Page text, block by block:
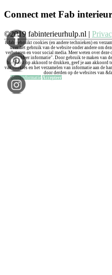
Connect met Fab
©2019 fabinterieurhulp.nl |
&fab gebruikt cookies (en andere technieken) en
over het gebruik van de website onder andere om
verbeteren en voor social media. Meer weten over
op "Meer informatie". Door gebruik te maken van
hiernaast op akkoord te drukken, geef je aan akkoord
van cookies en het verzamelen van informatie aan de
door derden op de websites van
Meer informatie Accepteer